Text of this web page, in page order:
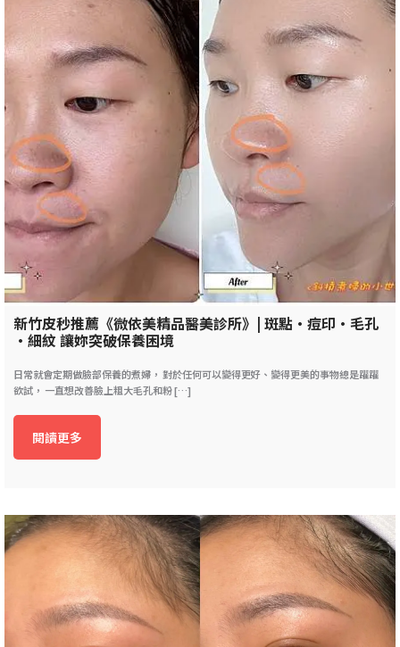
新竹皮秒推薦《微依美精品醫美診所》| 斑點•痘印•毛孔
•細紋 讓妳突破保養困境
日常就會定期做臉部保養的煮婦， 對於任何可以變得更好、變得更美的事物總是躍躍
欲試， 一直想改善臉上粗大毛孔和粉 […]
閱讀更多